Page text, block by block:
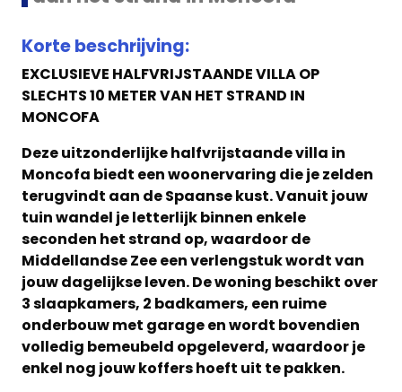
Korte beschrijving:
EXCLUSIEVE HALFVRIJSTAANDE VILLA OP
SLECHTS 10 METER VAN HET STRAND IN
MONCOFA
Deze uitzonderlijke halfvrijstaande villa in
Moncofa biedt een woonervaring die je zelden
terugvindt aan de Spaanse kust. Vanuit jouw
tuin wandel je letterlijk binnen enkele
seconden het strand op, waardoor de
Middellandse Zee een verlengstuk wordt van
jouw dagelijkse leven. De woning beschikt over
3 slaapkamers, 2 badkamers, een ruime
onderbouw met garage en wordt bovendien
volledig bemeubeld opgeleverd, waardoor je
enkel nog jouw koffers hoeft uit te pakken.